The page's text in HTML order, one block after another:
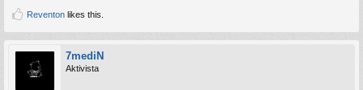
Reventon likes this.
7mediN
Aktivista